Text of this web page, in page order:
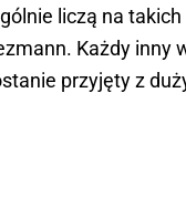
liczą na
Każdy
przyjęty z